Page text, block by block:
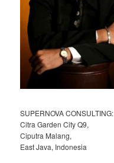
SUPERNOVA CONSULTING:
Citra Garden City Q9,
Ciputra Malang,
East Java, Indonesia